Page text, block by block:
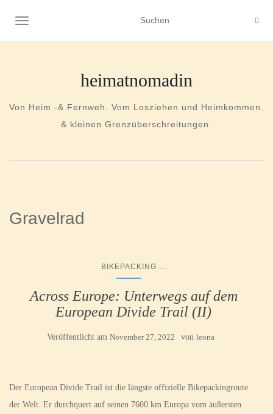
NAVIGATION UMSCHALTEN
heimatnomadin
Von Heim -& Fernweh. Vom Losziehen und Heimkommen.
& kleinen Grenzüberschreitungen.
Gravelrad
BIKEPACKING ...
Across Europe: Unterwegs auf dem
European Divide Trail (II)
Veröffentlicht am November 27, 2022 von leona
Der European Divide Trail ist die längste offizielle Bikepackingroute
der Welt. Er durchquert auf seinen 7600 km Europa vom äußersten